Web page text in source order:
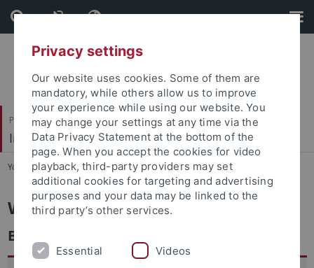
Skip
to
content
Skip
to
footer
Philosophische Fakultät
Institut für Medienwissenschaft
You are here: Startseite ... Studienunterlagen
Wichtige Studienunterlagen
Bachelor Medienwissenschaft
Privacy settings
Our website uses cookies. Some of them are
mandatory, while others allow us to improve
your experience while using our website. You
may change your settings at any time via the
Data Privacy Statement at the bottom of the
page. When you accept the cookies for video
playback, third-party providers may set
additional cookies for targeting and advertising
purposes and your data may be linked to the
third party’s other services.
Essential Videos